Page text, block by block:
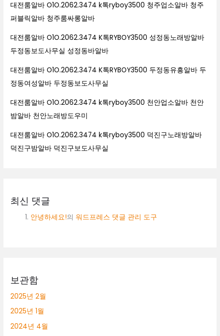
대전룸알바 O1O.2062.3474 k톡ryboy3500 청주업소알바 청주
퍼블릭알바 청주룸싸롱알바
대전룸알바 O1O.2062.3474 K톡RYBOY3500 성정동노래방알바
두정동보도사무실 성정동바알바
대전룸알바 O1O.2062.3474 K톡RYBOY3500 두정동유흥알바 두
정동여성알바 두정동보도사무실
대전룸알바 O1O.2062.3474 k톡ryboy3500 천안업소알바 천안
밤알바 천안노래방도우미
대전룸알바 O1O.2062.3474 k톡ryboy3500 덕진구노래방알바
덕진구밤알바 덕진구보도사무실
최신 댓글
안녕하세요!의워드프레스 댓글 관리 도구
보관함
2025년 2월
2025년 1월
2024년 4월